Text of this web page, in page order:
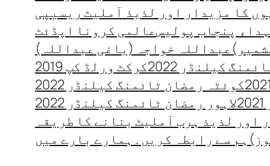
کا مزیدار اور لذیذ آملیٹ ریسیپی
پنجاب پولیسعالمی کرونا اپڈئٹ
عبداللہ خواجہ (باغی عبداللہ)
کیلنڈر 2022
کرکٹ ورلڈ کپ 2019
کوئٹہ رمضان ٹائمنگ کیلنڈر 2022
لاہور رمضان ٹائمنگ کیلنڈر 2022
اور لذیذ ہرب آملیٹ بنانے کا طریقہ
ہم سے رابطہ کریں۔ ہمارے بارے میں